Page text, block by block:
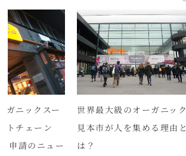
ガニックスー
トチェーン
申請のニュー
世界最大級のオーガニック
見本市が人を集める理由と
は？